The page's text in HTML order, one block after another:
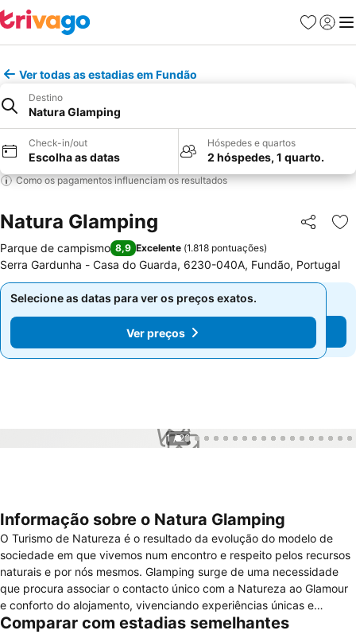
Favoritos
Iniciar
Ver todas as estadias em Fundão
Destino
Natura Glamping
Check-in/out
Escolha as datas
Hóspedes e quartos
2 hóspedes, 1 quarto.
Como os pagamentos influenciam os resultados
Natura Glamping Partilhar
Parque de campismo 8,9 Excelente (1.818 pontuações)
Serra Gardunha - Casa do Guarda, 6230-040A, Fundão, Portugal
Selecione as datas para ver os preços exatos.
Ver preços
Selecione as datas para ver os preços exatos.
Ver preços
1 / 26
Informação sobre o Natura Glamping
O Turismo de Natureza é o resultado da evolução do modelo de
sociedade em que vivemos num encontro e respeito pelos recursos
naturais e por nós mesmos. Glamping surge de uma necessidade
que procura associar o contacto único com a Natureza ao Glamour
e conforto do alojamento, vivenciando experiências únicas e
diversificadas. O Natura Glamping pretende dar resposta a um
Comparar com estadias semelhantes